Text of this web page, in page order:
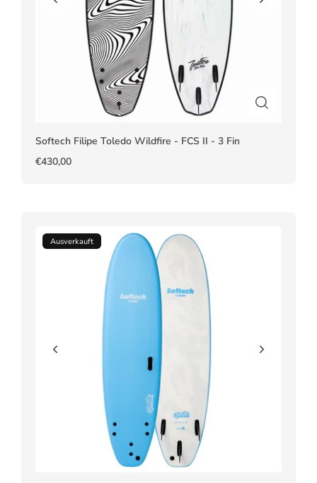
Softech Filipe Toledo Wildfire - FCS II - 3 Fin
€430,00
Ausverkauft